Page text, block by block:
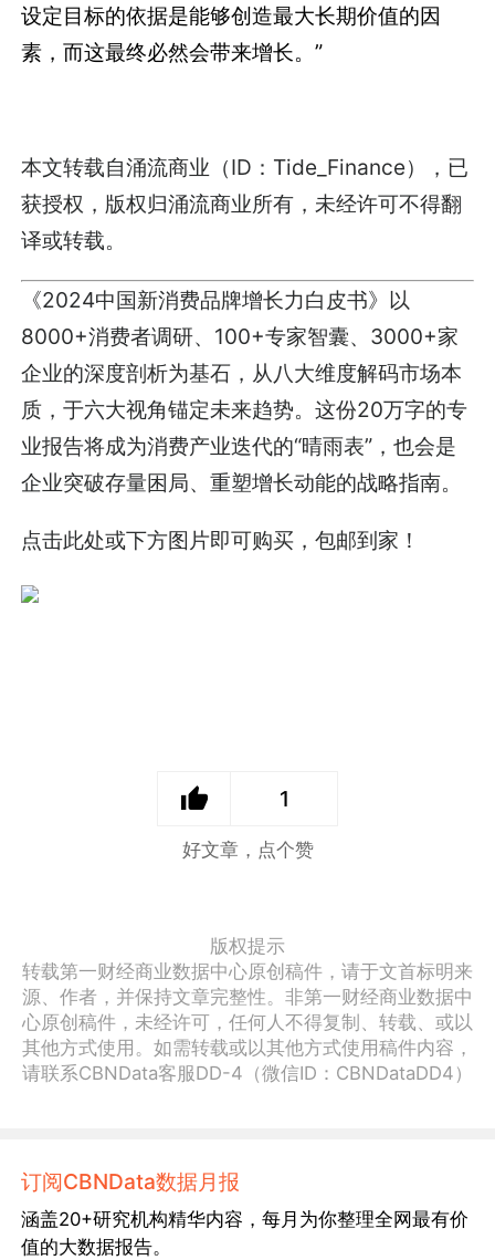
设定目标的依据是能够创造最大长期价值的因
素，而这最终必然会带来增长。”
本文转载自涌流商业（ID：Tide_Finance），已
获授权，版权归涌流商业所有，未经许可不得翻
译或转载。
《2024中国新消费品牌增长力白皮书》以
8000+消费者调研、100+专家智囊、3000+家
企业的深度剖析为基石，从八大维度解码市场本
质，于六大视角锚定未来趋势。这份20万字的专
业报告将成为消费产业迭代的“晴雨表”，也会是
企业突破存量困局、重塑增长动能的战略指南。
点击此处或下方图片即可购买，包邮到家！
1
好文章，点个赞
版权提示
转载第一财经商业数据中心原创稿件，请于文首标明来
源、作者，并保持文章完整性。非第一财经商业数据中
心原创稿件，未经许可，任何人不得复制、转载、或以
其他方式使用。如需转载或以其他方式使用稿件内容，
请联系CBNData客服DD-4（微信ID：CBNDataDD4）
订阅CBNData数据月报
涵盖20+研究机构精华内容，每月为你整理全网最有价
值的大数据报告。